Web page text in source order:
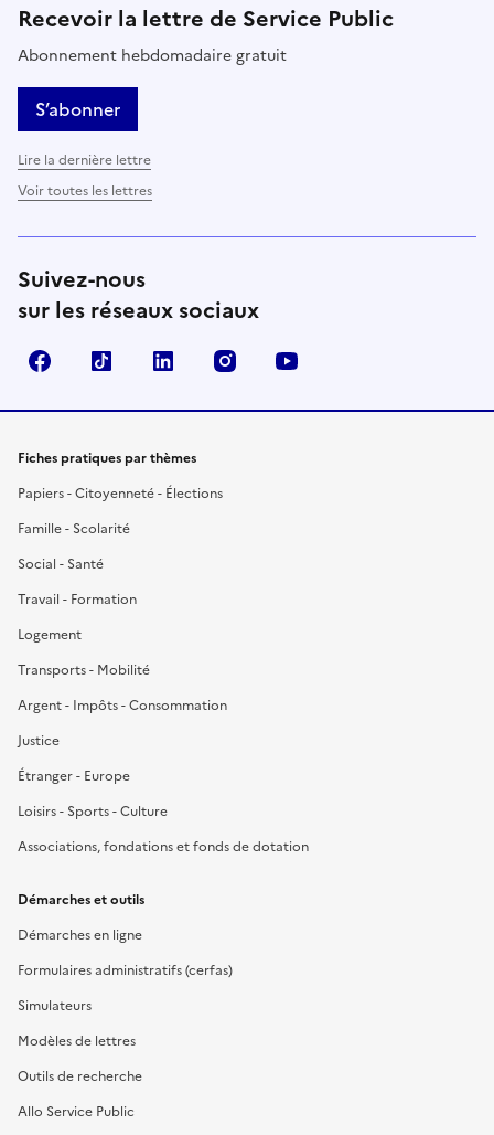
Recevoir la lettre de Service Public
Abonnement hebdomadaire gratuit
S’abonner
Lire la dernière lettre
Voir toutes les lettres
Suivez-nous
sur les réseaux sociaux
FacebookTikTok LinkedIn Instagram
Fiches pratiques par thèmes
Papiers - Citoyenneté - Élections
Famille - Scolarité
Social - Santé
Travail - Formation
Logement
Transports - Mobilité
Argent - Impôts - Consommation
Justice
Étranger - Europe
Loisirs - Sports - Culture
Associations, fondations et fonds de dotation
Démarches et outils
Démarches en ligne
Formulaires administratifs (cerfas)
Simulateurs
Modèles de lettres
Outils de recherche
Allo Service Public